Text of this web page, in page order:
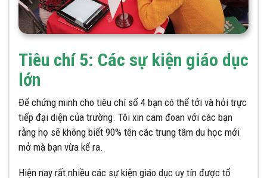
Tiêu chí 5: Các sự kiện giáo dục
lớn
Để chứng minh cho tiêu chí số 4 bạn có thể tới và hỏi trực
tiếp đại diện của trường. Tôi xin cam đoan với các bạn
rằng họ sẽ không biết 90% tên các trung tâm du học mới
mở mà bạn vừa kể ra.
Hiện nay rất nhiều các sự kiện giáo dục uy tín được tổ